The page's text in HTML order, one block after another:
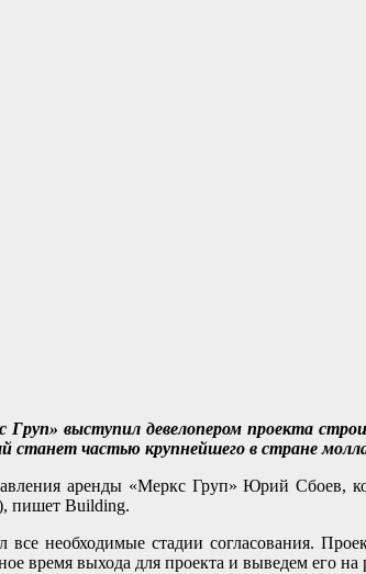
Груп» выступил девелопером проекта
станет частью крупнейшего в стране
аренды «Меркс Груп» Юрий Сбоев,
пишет Building.
все необходимые стадии согласования.
время выхода для проекта и выведем его